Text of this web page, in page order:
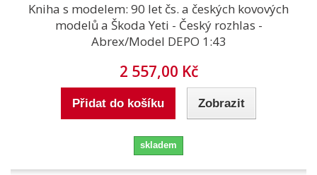
Kniha s modelem: 90 let čs. a českých kovových
modelů a Škoda Yeti - Český rozhlas -
Abrex/Model DEPO 1:43
2 557,00 Kč
Přidat do košíku Zobrazit
skladem